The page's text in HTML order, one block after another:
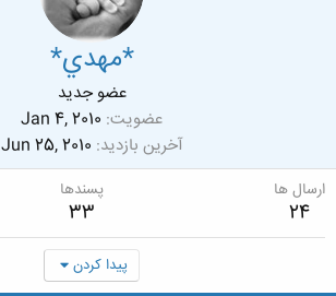
*مهدي*
عضو جدید
عضویت Jan 4, 2010
آخرین بازدید Jun 25, 2010
ارسال ها
24
پسندها
33
پیدا کردن